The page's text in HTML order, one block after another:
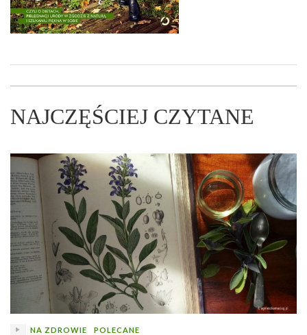
NAJCZĘŚCIEJ CZYTANE
NA ZDROWIE POLECANE